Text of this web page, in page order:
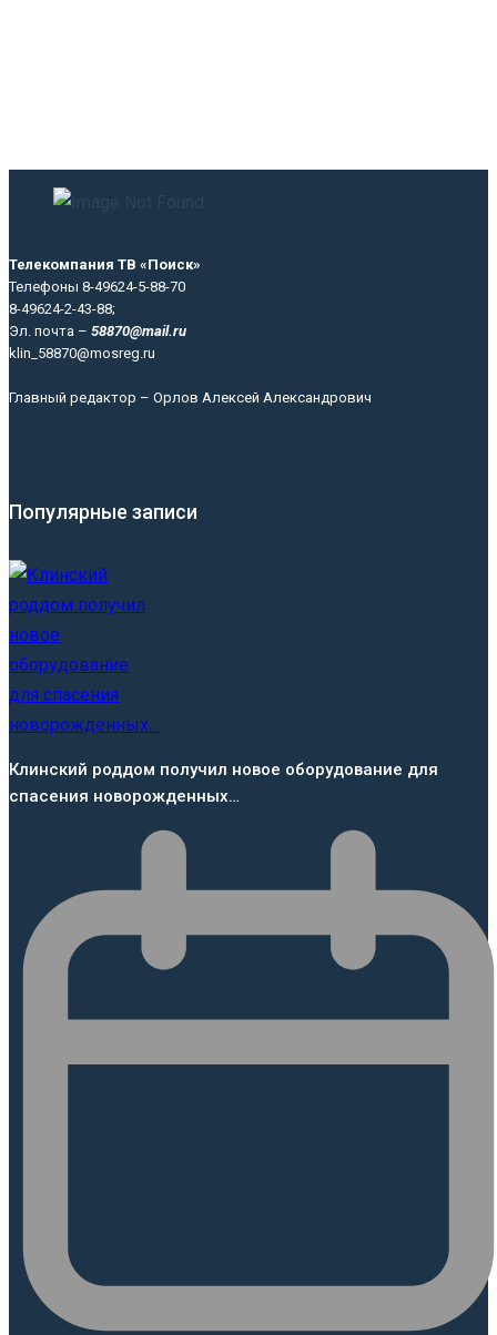
Телекомпания ТВ «Поиск»
Телефоны 8-49624-5-88-70
8-49624-2-43-88;
Эл. почта – 58870@mail.ru
klin_58870@mosreg.ru
Главный редактор – Орлов Алексей Александрович
Популярные записи
Клинский роддом получил новое оборудование для
спасения новорожденных…